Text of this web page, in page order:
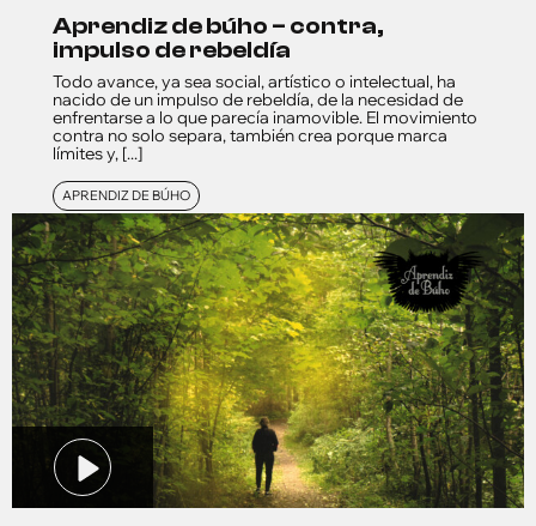
aprendiz de búho – contra,
impulso de rebeldía
Todo avance, ya sea social, artístico o intelectual, ha
nacido de un impulso de rebeldía, de la necesidad de
enfrentarse a lo que parecía inamovible. El movimiento
contra no solo separa, también crea porque marca
límites y, [...]
APRENDIZ DE BÚHO